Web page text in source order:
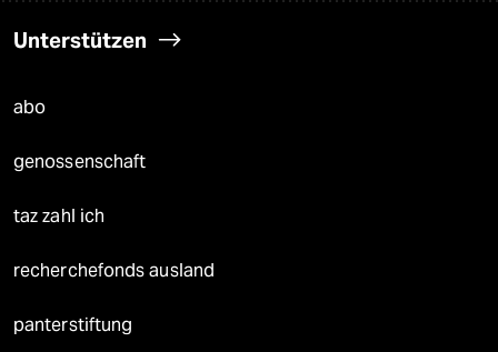
Unterstützen
abo
genossenschaft
taz zahl ich
recherchefonds ausland
panterstiftung